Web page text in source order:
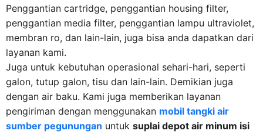
Penggantian cartridge, penggantian housing filter,
penggantian media filter, penggantian lampu ultraviolet,
membran ro, dan lain-lain, juga bisa anda dapatkan dari
layanan kami.
Juga untuk kebutuhan operasional sehari-hari, seperti
galon, tutup galon, tisu dan lain-lain. Demikian juga
dengan air baku. Kami juga memberikan layanan
pengiriman dengan menggunakan mobil tangki air
sumber pegunungan untuk suplai depot air minum isi